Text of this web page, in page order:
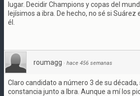
lugar. Decidir Champions y copas del
lejísimos a ibra. De hecho, no sé si
él.
roumagg · hace 456 semanas
Claro candidato a número 3 de su década,
constancia junto a Ibra. Aunque a mí los